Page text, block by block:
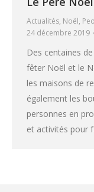
Actualités, Noël,
24 décembre 2019
Des centaines
fêter Noël et le
les maisons de
également les
personnes en
et activités pour